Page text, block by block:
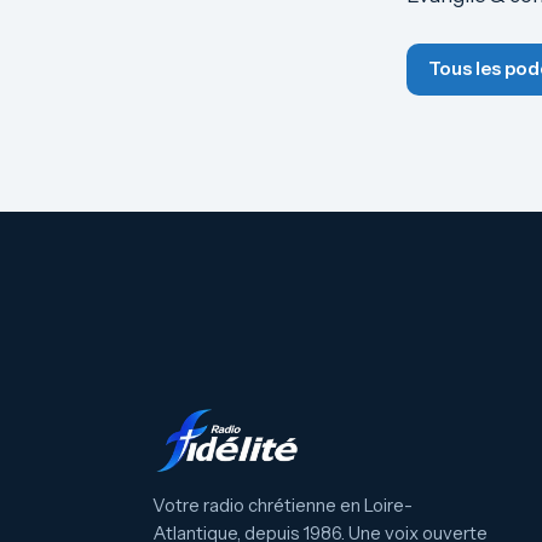
Tous les
Votre radio chrétienne en Loire-
Atlantique, depuis 1986. Une voix ouverte